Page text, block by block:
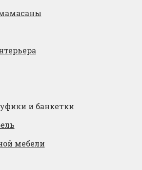
и банкетки
мебели